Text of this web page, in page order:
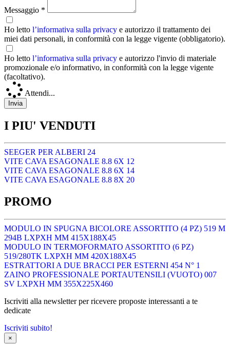
Messaggio *
Ho letto l’informativa sulla privacy e autorizzo il trattamento dei
miei dati personali, in conformità con la legge vigente (obbligatorio).
Ho letto l’informativa sulla privacy e autorizzo l'invio di materiale
promozionale e/o informativo, in conformità con la legge vigente
(facoltativo).
Attendi...
I PIU' VENDUTI
SEEGER PER ALBERI 24
VITE CAVA ESAGONALE 8.8 6X 12
VITE CAVA ESAGONALE 8.8 6X 14
VITE CAVA ESAGONALE 8.8 8X 20
PROMO
MODULO IN SPUGNA BICOLORE ASSORTITO (4 PZ) 519 M
294B LXPXH MM 415X188X45
MODULO IN TERMOFORMATO ASSORTITO (6 PZ)
519/280TK LXPXH MM 420X188X45
ESTRATTORI A DUE BRACCI PER ESTERNI 454 N° 1
ZAINO PROFESSIONALE PORTAUTENSILI (VUOTO) 007
SV LXPXH MM 355X225X460
Iscriviti alla newsletter per ricevere proposte interessanti a te
dedicate
Iscriviti subito!
×